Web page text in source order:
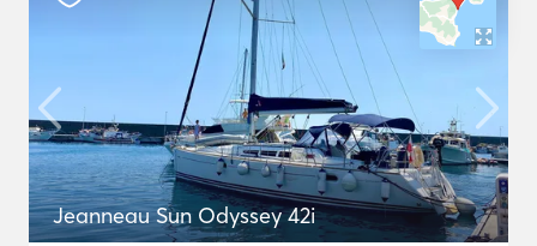
Jeanneau Sun Odyssey 42i